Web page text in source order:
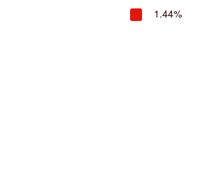
1.44%